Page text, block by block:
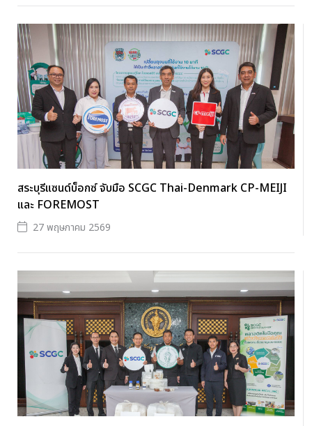
สระบุรีแซนด์บ็อกซ์ จับมือ SCGC Thai-Denmark CP-MEIJI
และ FOREMOST
27 พฤษภาคม 2569